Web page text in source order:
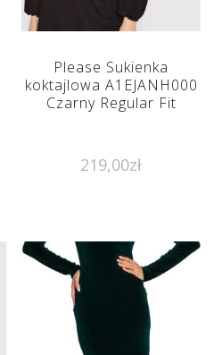
Please Sukienka
koktajlowa A1EJANH000
Czarny Regular Fit
219,00zł